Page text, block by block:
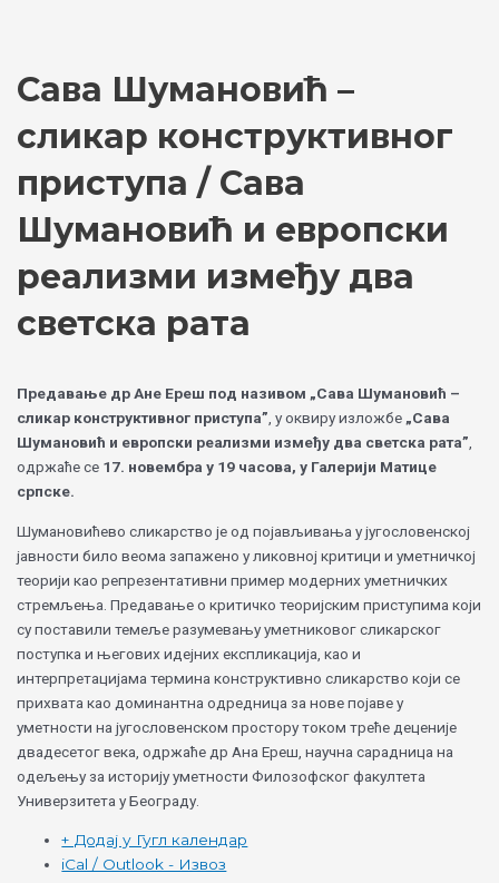
Сава Шумановић –
сликар конструктивног
приступа / Сава
Шумановић и европски
реализми између два
светска рата
Предавање др Ане Ереш под називом „Сава Шумановић –
сликар конструктивног приступа” , у оквиру изложбе „Сава
Шумановић и европски реализми између два светска рата”
одржаће се 17. новембра у 19 часова, у Галерији Матице
српске.
Шумановићево сликарство је од појављивања у југословенској
јавности било веома запажено у ликовној критици и уметничкој
теорији као репрезентативни пример модерних уметничких
стремљења. Предавање о критичко теоријским приступима који
су поставили темеље разумевању уметниковог сликарског
поступка и његових идејних експликација, као и
интерпретацијама термина конструктивно сликарство који се
прихвата као доминантна одредница за нове појаве у
уметности на југословенском простору током треће деценије
двадесетог века, одржаће др Ана Ереш, научна сарадница на
одељењу за историју уметности Филозофског факултета
Универзитета у Београду.
+ Додај у Гугл календар
iCal / Outlook - Извоз